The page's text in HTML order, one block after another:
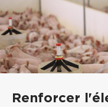
Renforcer